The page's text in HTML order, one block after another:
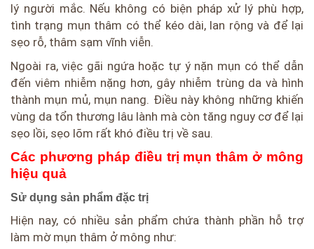
lý người mắc. Nếu không có biện pháp xử lý phù hợp,
tình trạng mụn thâm có thể kéo dài, lan rộng và để lại
sẹo rỗ, thâm sạm vĩnh viễn.
Ngoài ra, việc gãi ngứa hoặc tự ý nặn mụn có thể dẫn
đến viêm nhiễm nặng hơn, gây nhiễm trùng da và hình
thành mụn mủ, mụn nang. Điều này không những khiến
vùng da tổn thương lâu lành mà còn tăng nguy cơ để lại
sẹo lồi, sẹo lõm rất khó điều trị về sau.
Các phương pháp điều trị mụn thâm ở mông
hiệu quả
Sử dụng sản phẩm đặc trị
Hiện nay, có nhiều sản phẩm chứa thành phần hỗ trợ
làm mờ mụn thâm ở mông như: